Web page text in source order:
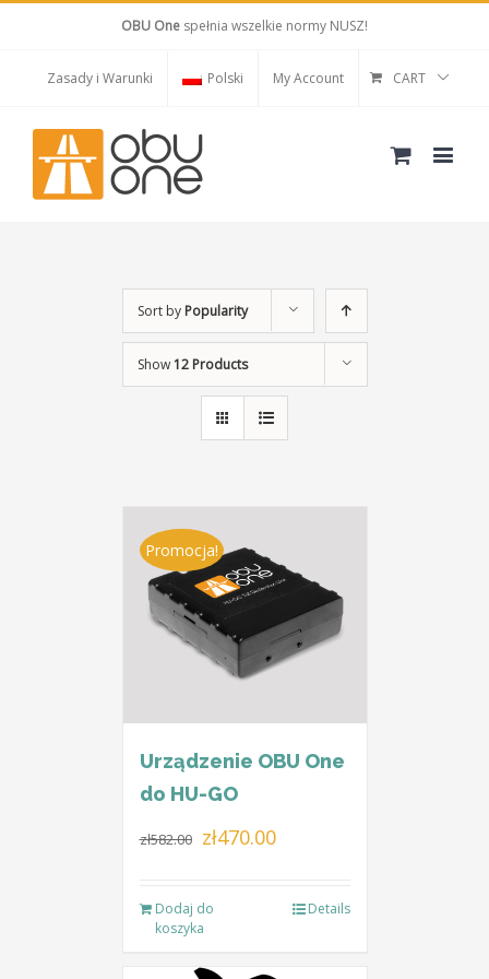
OBU One spełnia wszelkie normy NUSZ!
Zasady i Warunki Polski My Account CART
Sort by Popularity
Show12 Products
Promocja!
Urządzenie OBU One
do HU-GO
zł582.00 Pierwotna
zł582.00.
zł470.00Aktualna
Dodaj do
koszyka
Details